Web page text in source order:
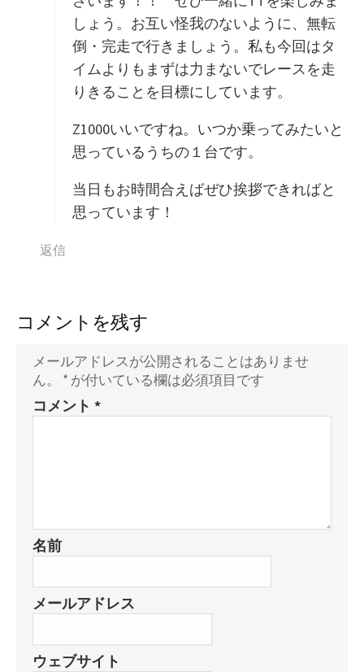
しょう。お互い怪我のないように、無転
倒・完走で行きましょう。私も今回はタ
イムよりもまずは力まないでレースを走
りきることを目標にしています。
Z1000いいですね。いつか乗ってみたいと
思っているうちの１台です。
当日もお時間合えばぜひ挨拶できればと
思っています！
返信
コメントを残す
メールアドレスが公開されることはありませ
ん。
* が付いている欄は必須項目です
コメント *
名前
メールアドレス
ウェブサイト